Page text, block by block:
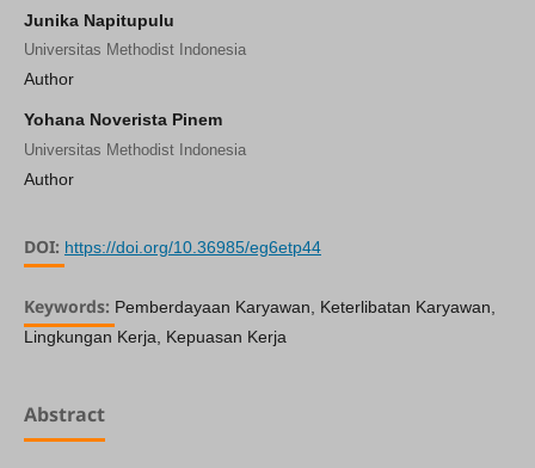
Junika Napitupulu
Universitas Methodist Indonesia
Author
Yohana Noverista Pinem
Universitas Methodist Indonesia
Author
DOI: https://doi.org/10.36985/eg6etp44
Keywords: Pemberdayaan Karyawan, Keterlibatan Karyawan,
Lingkungan Kerja, Kepuasan Kerja
Abstract